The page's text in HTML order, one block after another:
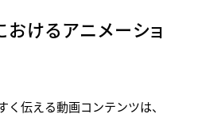
けるアニメーショ
伝える動画コンテンツは、